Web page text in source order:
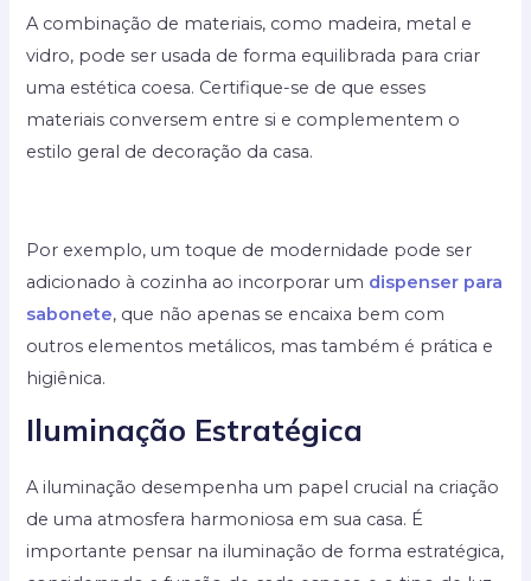
A combinação de materiais, como madeira, metal e
vidro, pode ser usada de forma equilibrada para criar
uma estética coesa. Certifique-se de que esses
materiais conversem entre si e complementem o
estilo geral de decoração da casa.
Por exemplo, um toque de modernidade pode ser
adicionado à cozinha ao incorporar um dispenser para
sabonete, que não apenas se encaixa bem com
outros elementos metálicos, mas também é prática e
higiênica.
Iluminação Estratégica
A iluminação desempenha um papel crucial na criação
de uma atmosfera harmoniosa em sua casa. É
importante pensar na iluminação de forma estratégica,